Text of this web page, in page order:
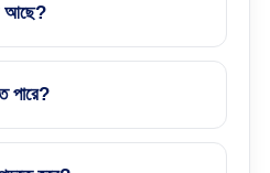
আছে?
পারে?